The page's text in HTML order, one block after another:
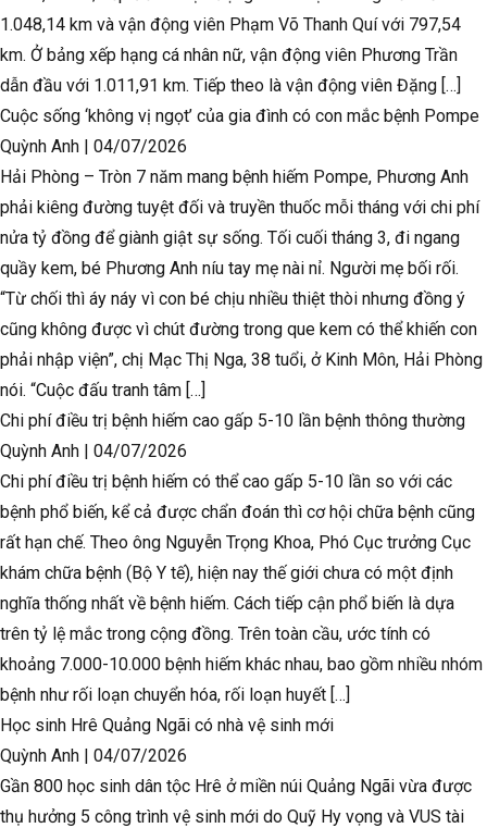
1.048,14 km và vận động viên Phạm Võ Thanh Quí với 797,54
km. Ở bảng xếp hạng cá nhân nữ, vận động viên Phương Trần
dẫn đầu với 1.011,91 km. Tiếp theo là vận động viên Đặng […]
Cuộc sống ‘không vị ngọt’ của gia đình có con mắc bệnh Pompe
Quỳnh Anh | 04/07/2026
Hải Phòng – Tròn 7 năm mang bệnh hiếm Pompe, Phương Anh
phải kiêng đường tuyệt đối và truyền thuốc mỗi tháng với chi phí
nửa tỷ đồng để giành giật sự sống. Tối cuối tháng 3, đi ngang
quầy kem, bé Phương Anh níu tay mẹ nài nỉ. Người mẹ bối rối.
“Từ chối thì áy náy vì con bé chịu nhiều thiệt thòi nhưng đồng ý
cũng không được vì chút đường trong que kem có thể khiến con
phải nhập viện”, chị Mạc Thị Nga, 38 tuổi, ở Kinh Môn, Hải Phòng
nói. “Cuộc đấu tranh tâm […]
Chi phí điều trị bệnh hiếm cao gấp 5-10 lần bệnh thông thường
Quỳnh Anh | 04/07/2026
Chi phí điều trị bệnh hiếm có thể cao gấp 5-10 lần so với các
bệnh phổ biến, kể cả được chẩn đoán thì cơ hội chữa bệnh cũng
rất hạn chế. Theo ông Nguyễn Trọng Khoa, Phó Cục trưởng Cục
khám chữa bệnh (Bộ Y tế), hiện nay thế giới chưa có một định
nghĩa thống nhất về bệnh hiếm. Cách tiếp cận phổ biến là dựa
trên tỷ lệ mắc trong cộng đồng. Trên toàn cầu, ước tính có
khoảng 7.000-10.000 bệnh hiếm khác nhau, bao gồm nhiều nhóm
bệnh như rối loạn chuyển hóa, rối loạn huyết […]
Học sinh Hrê Quảng Ngãi có nhà vệ sinh mới
Quỳnh Anh | 04/07/2026
Gần 800 học sinh dân tộc Hrê ở miền núi Quảng Ngãi vừa được
thụ hưởng 5 công trình vệ sinh mới do Quỹ Hy vọng và VUS tài